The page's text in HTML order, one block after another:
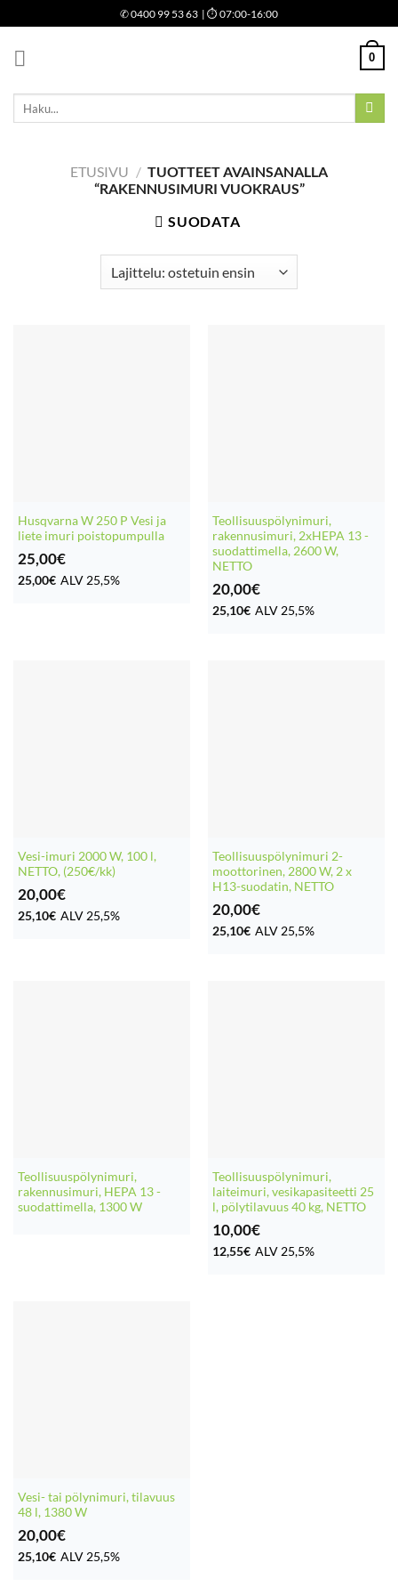
to
content
✆0400 99 53 63 | ⏱ 07:00-16:00
0
Etsi:
ETUSIVU / TUOTTEET AVAINSANALLA
“RAKENNUSIMURI VUOKRAUS”
SUODATA
Husqvarna W 250 P Vesi ja
liete imuri poistopumpulla
25,00€
25,00€ ALV 25,5%
Teollisuuspölynimuri,
rakennusimuri, 2xHEPA 13 -
suodattimella, 2600 W,
NETTO
20,00€
25,10€ ALV 25,5%
Vesi-imuri 2000 W, 100 l,
NETTO, (250€/kk)
20,00€
25,10€ ALV 25,5%
Teollisuuspölynimuri 2-
moottorinen, 2800 W, 2 x
H13-suodatin, NETTO
20,00€
25,10€ ALV 25,5%
Teollisuuspölynimuri,
rakennusimuri, HEPA 13 -
suodattimella, 1300 W
Teollisuuspölynimuri,
laiteimuri, vesikapasiteetti 25
l, pölytilavuus 40 kg, NETTO
10,00€
12,55€ ALV 25,5%
Vesi- tai pölynimuri, tilavuus
48 l, 1380 W
20,00€
25,10€ ALV 25,5%